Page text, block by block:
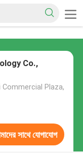
Co.,
Commercial Plaza,
সাথে যোগাযোগ